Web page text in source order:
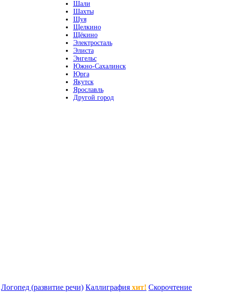
Шали
Шахты
Шуя
Щелкино
Щёкино
Электросталь
Элиста
Энгельс
Южно-Сахалинск
Юрга
Якутск
Ярославль
Другой город
Логопед (развитие речи) Каллиграфия хит! Скорочтение